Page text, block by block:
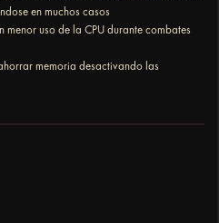
en muchos casos
uso de la CPU durante combates
memoria desactivando las